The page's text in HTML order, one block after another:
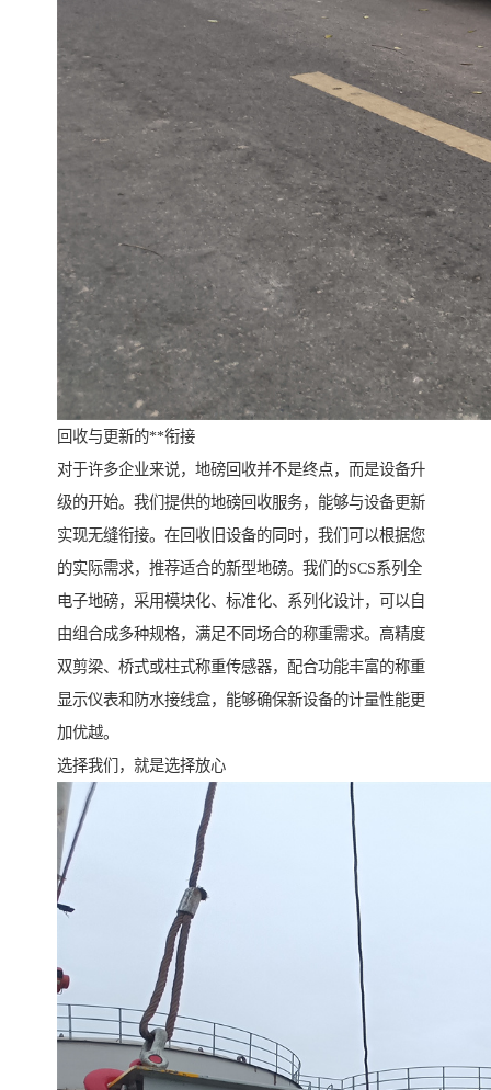
回收与更新的**衔接
对于许多企业来说，地磅回收并不是终点，而是设备升
级的开始。我们提供的地磅回收服务，能够与设备更新
实现无缝衔接。在回收旧设备的同时，我们可以根据您
的实际需求，推荐适合的新型地磅。我们的SCS系列全
电子地磅，采用模块化、标准化、系列化设计，可以自
由组合成多种规格，满足不同场合的称重需求。高精度
双剪梁、桥式或柱式称重传感器，配合功能丰富的称重
显示仪表和防水接线盒，能够确保新设备的计量性能更
加优越。
选择我们，就是选择放心